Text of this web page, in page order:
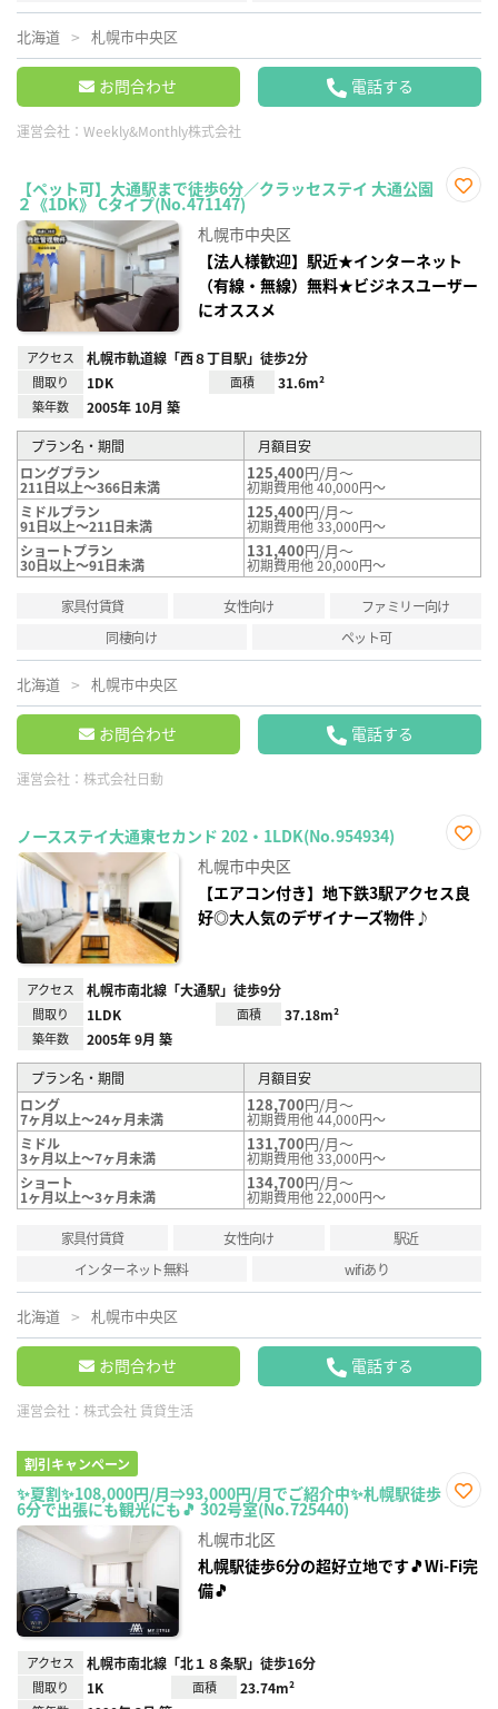
北海道 札幌市中央区
お問合わせ 電話する
運営会社： Weekly&Monthly株式会社
【ペット可】大通駅まで徒歩6分／クラッセステイ 大通公園
２《1DK》 Cタイプ(No.471147)
録
札幌市中央区
【法人様歓迎】駅近★インターネット
（有線・無線）無料★ビジネスユーザー
にオススメ
アクセス 札幌市軌道線「西８丁目駅」徒歩2分
間取り 1DK 面積 31.6m²
築年数 2005年 10月 築
プラン名・期間
月額目安
ロングプラン
211日以上～366日未満
125,400円/月～
初期費用他 40,000円～
ミドルプラン
91日以上～211日未満
125,400円/月～
初期費用他 33,000円～
ショートプラン
30日以上～91日未満
131,400円/月～
初期費用他 20,000円～
家具付賃貸 女性向け
ファミリー向け
同棲向け
ペット可
北海道 札幌市中央区
お問合わせ 電話する
運営会社： 株式会社日動
ノースステイ大通東セカンド 202・1LDK(No.954934)
り登
録
札幌市中央区
【エアコン付き】地下鉄3駅アクセス良
好◎大人気のデザイナーズ物件♪
アクセス 札幌市南北線「大通駅」徒歩9分
間取り 1LDK 面積 37.18m²
築年数 2005年 9月 築
プラン名・期間
月額目安
ロング
7ヶ月以上～24ヶ月未満
128,700円/月～
初期費用他 44,000円～
ミドル
3ヶ月以上～7ヶ月未満
131,700円/月～
初期費用他 33,000円～
ショート
1ヶ月以上～3ヶ月未満
134,700円/月～
初期費用他 22,000円～
家具付賃貸 女性向け
駅近
インターネット無料
wifiあり
北海道 札幌市中央区
お問合わせ 電話する
運営会社： 株式会社 賃貸生活
割引キャンペーン
✨夏割✨108,000円/月⇒93,000円/月でご紹介中✨札幌駅徒歩
6分で出張にも観光にも🎵 302号室(No.725440)
録
札幌市北区
札幌駅徒歩6分の超好立地です🎵Wi-Fi完
備🎵
アクセス 札幌市南北線「北１８条駅」徒歩16分
間取り 1K 面積 23.74m²